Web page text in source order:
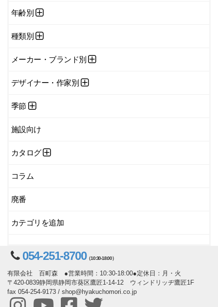
年齢別
種類別
メーカー・ブランド別
デザイナー・作家別
季節
施設向け
カタログ
コラム
廃番
カテゴリを追加
054-251-8700（10:30-18:00）
有限会社 百町森 ●営業時間：10:30-18:00●定休日：月・火
〒420-0839静岡県静岡市葵区鷹匠1-14-12 ウィンドリッヂ鷹匠1F
fax 054-254-9173 / shop@hyakuchomori.co.jp